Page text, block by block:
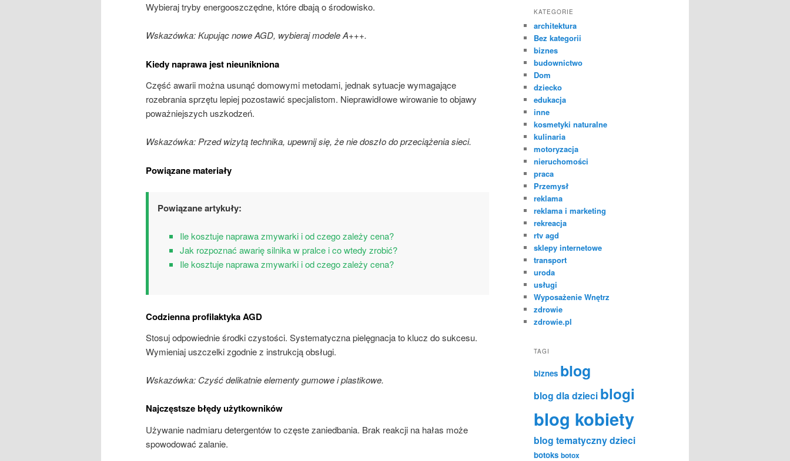
Wybieraj tryby energooszczędne, które dbają o środowisko.
Wskazówka: Kupując nowe AGD, wybieraj modele A+++.
Kiedy naprawa jest nieunikniona
Część awarii można usunąć domowymi metodami, jednak sytuacje wymagające
rozebrania sprzętu lepiej pozostawić specjalistom. Nieprawidłowe wirowanie to objawy
poważniejszych uszkodzeń.
Wskazówka: Przed wizytą technika, upewnij się, że nie doszło do przeciążenia sieci.
Powiązane materiały
Powiązane artykuły:
Ile kosztuje naprawa zmywarki i od czego zależy cena?
Jak rozpoznać awarię silnika w pralce i co wtedy zrobić?
Ile kosztuje naprawa zmywarki i od czego zależy cena?
Codzienna profilaktyka AGD
Stosuj odpowiednie środki czystości. Systematyczna pielęgnacja to klucz do sukcesu.
Wymieniaj uszczelki zgodnie z instrukcją obsługi.
Wskazówka: Czyść delikatnie elementy gumowe i plastikowe.
Najczęstsze błędy użytkowników
Używanie nadmiaru detergentów to częste zaniedbania. Brak reakcji na hałas może
spowodować zalanie.
KATEGORIE
architektura
Bez kategorii
biznes
budownictwo
Dom
dziecko
edukacja
inne
kosmetyki naturalne
kulinaria
motoryzacja
nieruchomości
praca
Przemysł
reklama
reklama i marketing
rekreacja
rtv agd
sklepy internetowe
transport
uroda
usługi
Wyposażenie Wnętrz
zdrowie
zdrowie.pl
TAGI
biznes blog
blog dla dzieci blogi
blog kobiety
blog tematyczny dzieci
botoks botox